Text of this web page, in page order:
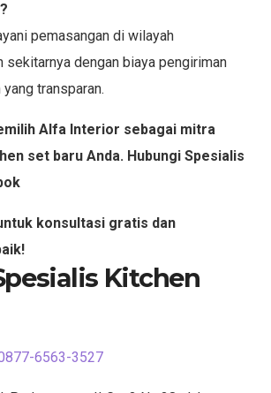
pemasangan di wilayah
sekitarnya dengan biaya pengiriman
transparan.
Alfa Interior sebagai mitra
set baru Anda. Hubungi Spesialis
konsultasi gratis dan
Kitchen
6563-3527